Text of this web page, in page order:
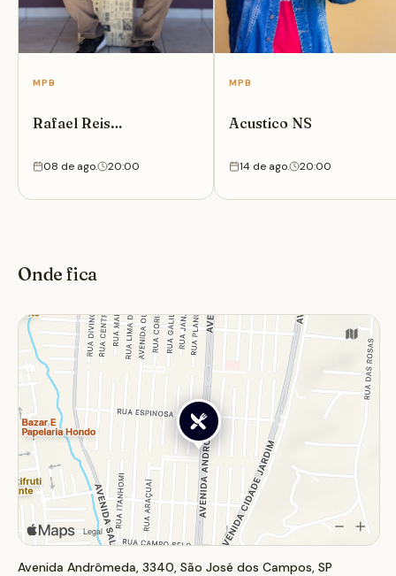
MPB
Rafael Reis
08 de ago. 20:00
MPB
Acustico NS
14 de ago. 20:00
Onde fica
Avenida Andrômeda, 3340, São José dos Campos, SP